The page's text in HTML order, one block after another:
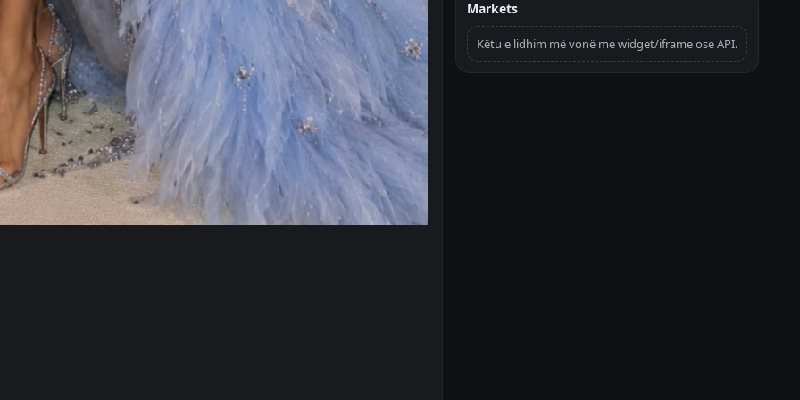
Markets
Këtu e lidhim më vonë me widget/iframe ose API.